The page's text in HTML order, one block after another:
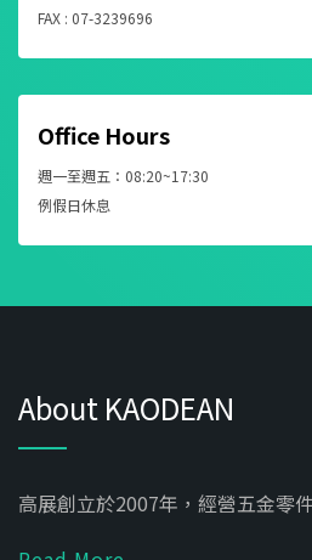
FAX : 07-3239696
Office Hours
週一至週五：08:20~17:30
例假日休息
About KAODEAN
高展創立於2007年，經營五金零